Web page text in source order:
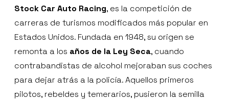
Stock Car Auto Racing, es la competición de
carreras de turismos modificados más popular en
Estados Unidos. Fundada en 1948, su origen se
remonta a los años de la Ley Seca, cuando
contrabandistas de alcohol mejoraban sus coches
para dejar atrás a la policía. Aquellos primeros
pilotos, rebeldes y temerarios, pusieron la semilla